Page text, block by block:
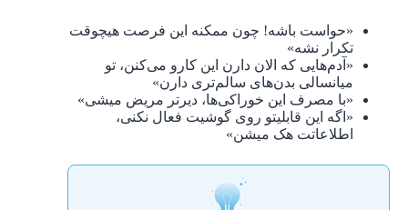
«حواست باشه! چون ممکنه این فرصت هیچوقت
تکرار نشه»
«آدم‌هایی که الان دارن این‌ کارو می‌کنن، تو
میانسالی بدن‌های سالم‌تری دارن»
«با مصرف این خوراکی‌ها، دیرتر مریض میشی»
«اگه این قابلیتو روی گوشیت فعال نکنی،
اطلاعاتت هک میشن»